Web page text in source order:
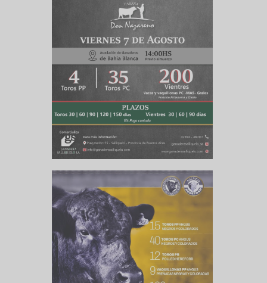
a los
a
REMATES ESPECIALES Y EVENTOS